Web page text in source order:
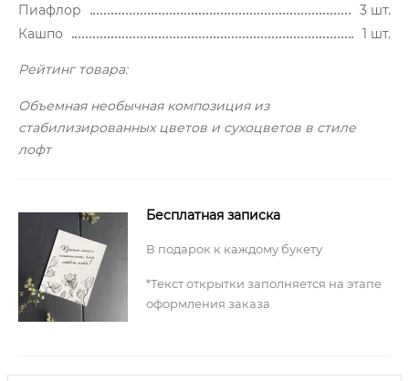
Пиафлор
3 шт.
Кашпо
1 шт.
Рейтинг товара:
Объемная необычная композиция из
стабилизированных цветов и сухоцветов в стиле
лофт
Бесплатная записка
В подарок к каждому букету
*Текст открытки заполняется на этапе
оформления заказа